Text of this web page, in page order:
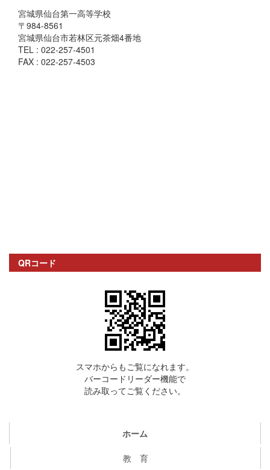
宮城県仙台第一高等学校
〒984-8561
宮城県仙台市若林区元茶畑4番地
TEL : 022-257-4501
FAX : 022-257-4503
QRコード
スマホからもご覧になれます。
バーコードリーダー機能で
読み取ってご覧ください。
ホーム
教 育